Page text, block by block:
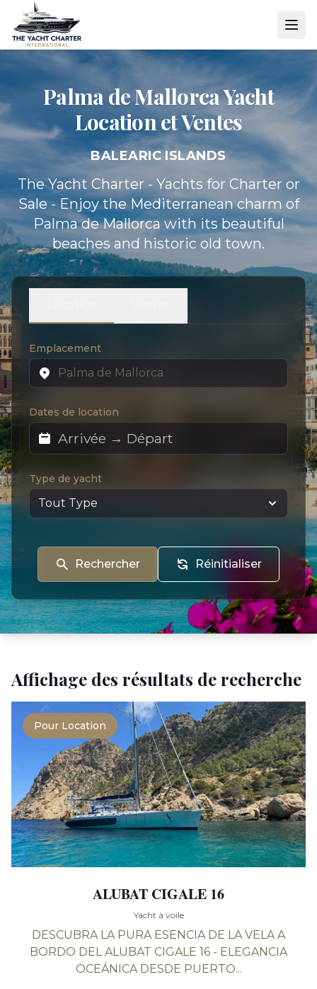
Palma de Mallorca Yacht
Location et Ventes
BALEARIC ISLANDS
The Yacht Charter - Yachts for Charter or
Sale - Enjoy the Mediterranean charm of
Palma de Mallorca with its beautiful
beaches and historic old town.
Emplacement
Dates de location
Type de yacht
Rechercher Réinitialiser
Affichage des résultats de recherche
Pour Location
ALUBAT CIGALE 16
Yacht à voile
DESCUBRA LA PURA ESENCIA DE LA VELA A
BORDO DEL ALUBAT CIGALE 16 - ELEGANCIA
OCEÁNICA DESDE PUERTO...